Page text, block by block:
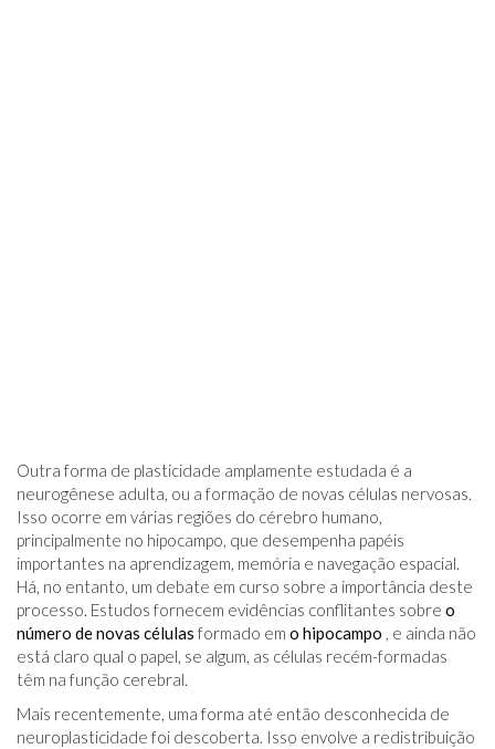
Outra forma de plasticidade amplamente estudada é a
neurogênese adulta, ou a formação de novas células nervosas.
Isso ocorre em várias regiões do cérebro humano,
principalmente no hipocampo, que desempenha papéis
importantes na aprendizagem, memória e navegação espacial.
Há, no entanto, um debate em curso sobre a importância deste
processo. Estudos fornecem evidências conflitantes sobre o
número de novas células formado em o hipocampo , e ainda não
está claro qual o papel, se algum, as células recém-formadas
têm na função cerebral.
Mais recentemente, uma forma até então desconhecida de
neuroplasticidade foi descoberta. Isso envolve a redistribuição